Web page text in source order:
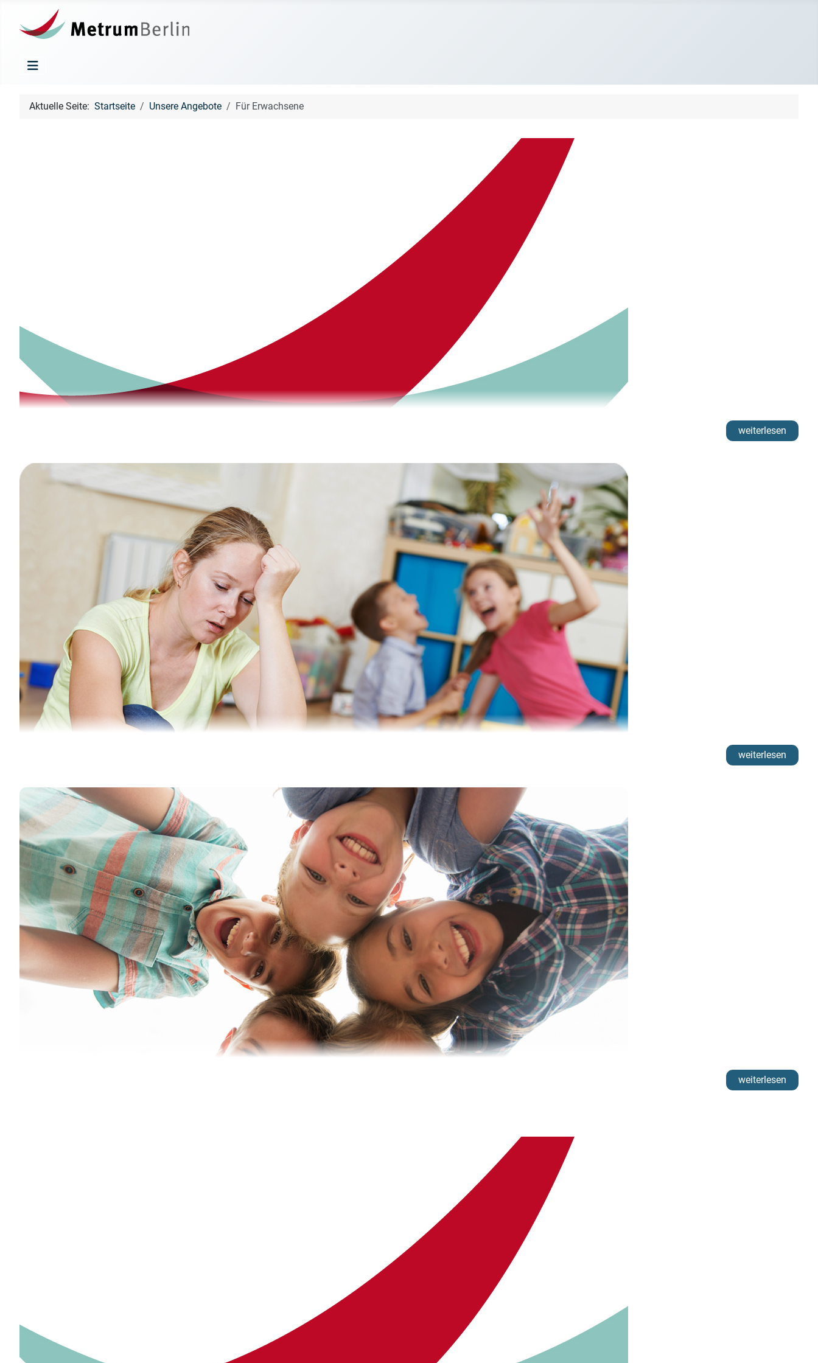
Aktuelle Seite: Startseite Unsere Angebote Für Erwachsene
Medien –
Chancen, Risiken
Kinder wachsen heute ganz selbstverständlich mit Medien auf, vom Bilderbuch bis zum Smartphone. Der Workshop unterstützt Eltern dabei, ihre Kinder altersgerecht und bewusst im
Umgang mit Medien zu begleiten. Eine Eltern-Medienberaterin und Suchteberaterin begleiten die Workshops.
weiterlesen
KES®
Kompetenz­training für Eltern sozial auffälliger Kinder
Mit dem Elternkurs KES® aktivieren Sie Ihre eigenen Energien wieder, schauen mit Abstand auf den Familienalltag und stellen Ihre Handlungsfähigkeit gegenüber Ihrem Kind wieder
her. Sie erfahren, dass andere Eltern auch im Alltg ihr Bestes geben und können von den Elternerfahrungen der Teilnehmer und von der Berufserfahrung des Kursleiters profitieren. Es
wird 8 Elterntreffen mit ca. 8 teilnehmenden Eltern geben.
weiterlesen
„Kinder im Blick“ ist ein Angebot für getrennt lebende Eltern. Der Kurs wurde durch den Familien-Notruf München e. V. und die Ludwig-Maximilians-Universität München entwickelt. In
7 Sitzungen werden die Eltern-Kind-Beziehung, die eigene Selbstfürsorge und die besonderen individuellen Bedürfnisse der Trennungskinder in den Fokus genommen. Anhand von
Rollenspielen, Kurzinputs, Kommunikationsregeln und Perspektivwechseln soll somit der BLICK auf die KINDER geschärft werden. Die jeweiligen Einheiten werden von zwei
qualifizierten LeiterInnen moderiert. Eine Besonderheit stellt bei diesem Kursangebot die Möglichkeit dar, dass beide Elternteile in zwei getrennten Teilnehmergruppen „Kinder im Blick“
weiterlesen